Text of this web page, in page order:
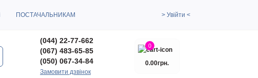
ПОСТАЧАЛЬНИКАМ > Увійти <
(044) 22-77-662
(067) 483-65-85
(050) 067-34-84
Замовити дзвінок
0
0.00грн.